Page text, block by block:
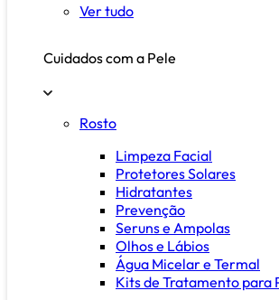
Ver tudo
Cuidados com a Pele
Rosto
Limpeza Facial
Protetores Solares
Hidratantes
Prevenção
Seruns e Ampolas
Olhos e Lábios
Água Micelar e Termal
Kits de Tratamento para